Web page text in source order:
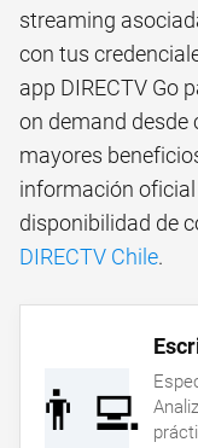
streaming
con tus
app DIRECTV Go
on demand desde
mayores
información
disponibilidad de
DIRECTV Chile.
👨‍💻